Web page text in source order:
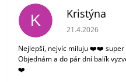
K Kristýna
Hodnocení
21.4.2026
Nejlepší, nejvíc miluju ❤️❤️ super
Objednám a do pár dní balík
❤️